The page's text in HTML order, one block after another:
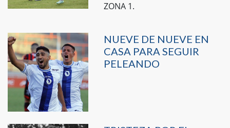
ZONA 1.
NUEVE DE NUEVE EN
CASA PARA SEGUIR
PELEANDO